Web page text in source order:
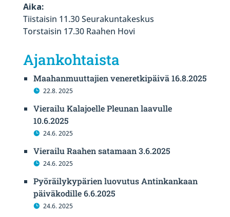
Aika:
Tiistaisin 11.30 Seurakuntakeskus
Torstaisin 17.30 Raahen Hovi
Ajankohtaista
Maahanmuuttajien veneretkipäivä 16.8.2025
22.8. 2025
Vierailu Kalajoelle Pleunan laavulle
10.6.2025
24.6. 2025
Vierailu Raahen satamaan 3.6.2025
24.6. 2025
Pyöräilykypärien luovutus Antinkankaan
päiväkodille 6.6.2025
24.6. 2025